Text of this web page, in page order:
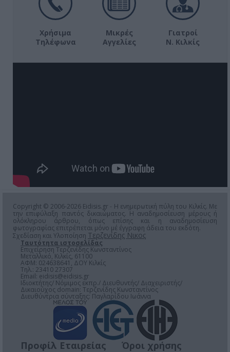
Χρήσιμα
Τηλέφωνα
Μικρές
Αγγελίες
Γιατροί
Ν. Κιλκίς
Copyright © 2006-2026 Eidisis.gr - Η ενημερωτική πύλη του Κιλκίς. Με
την επιφύλαξη παντός δικαιώματος. Η αναδημοσίευση μέρους ή
ολόκληρου άρθρου, όπως επίσης και η αναδημοσίευση
φωτογραφίας επιτρέπεται μόνο μέ έγγραφη άδεια του εκδότη.
Σχεδίαση και Υλοποίηση Τερζενίδης Νικος
Ταυτότητα ιστοσελίδας
Επιχείρηση Τερζενίδης Κωνσταντίνος
Μεταλλικό, Κιλκίς, 61100
ΑΦΜ: 024638641, ΔΟΥ Κιλκίς
Τηλ.: 23410 27307
Email: eidisis@eidisis.gr
Ιδιοκτήτης/ Νόμιμος εκπρ./ Διευθυντής/ Διαχειριστής/
Δικαιούχος domain: Τερζενίδης Κωνσταντίνος
Διευθύντρια σύνταξης: Παγλαρίδου Ιωάννα
Προφίλ Εταιρείας Όροι χρήσης